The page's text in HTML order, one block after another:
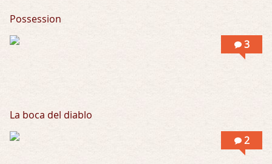
Possession
3
La boca del diablo
2